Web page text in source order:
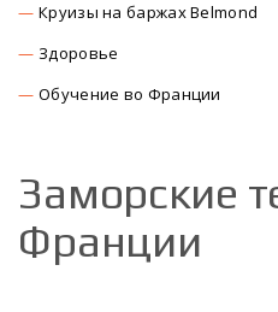
Круизы на баржах Belmond
Здоровье
Обучение во Франции
Заморские
Франции